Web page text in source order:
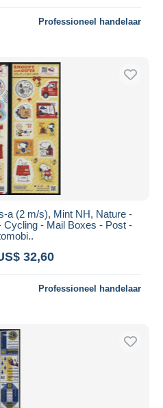
Professioneel handelaar
a (2 m/s), Mint NH, Nature -
Cycling - Mail Boxes - Post -
32,60
Professioneel handelaar